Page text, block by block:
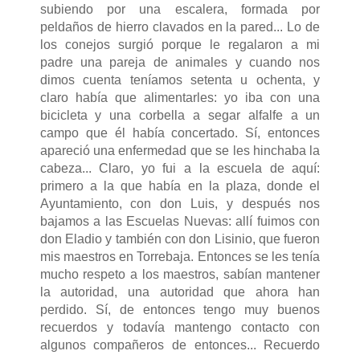
subiendo por una escalera, formada por
peldaños de hierro clavados en la pared... Lo de
los conejos surgió porque le regalaron a mi
padre una pareja de animales y cuando nos
dimos cuenta teníamos setenta u ochenta, y
claro había que alimentarles: yo iba con una
bicicleta y una corbella a segar alfalfe a un
campo que él había concertado. Sí, entonces
apareció una enfermedad que se les hinchaba la
cabeza... Claro, yo fui a la escuela de aquí:
primero a la que había en la plaza, donde el
Ayuntamiento, con don Luis, y después nos
bajamos a las Escuelas Nuevas: allí fuimos con
don Eladio y también con don Lisinio, que fueron
mis maestros en Torrebaja. Entonces se les tenía
mucho respeto a los maestros, sabían mantener
la autoridad, una autoridad que ahora han
perdido. Sí, de entonces tengo muy buenos
recuerdos y todavía mantengo contacto con
algunos compañeros de entonces... Recuerdo